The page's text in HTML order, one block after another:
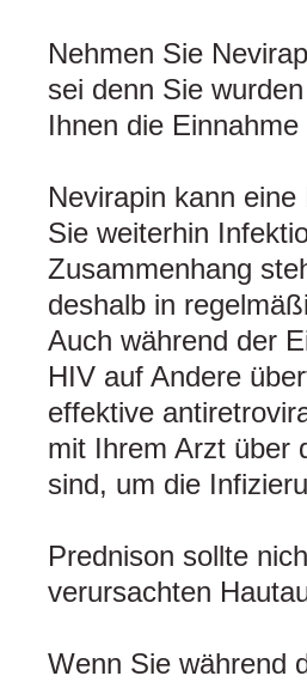
Nehmen Sie
sei denn Sie
Ihnen die
Nevirapin kann
Sie weiterhin
Zusammenhang
deshalb in
Auch während der
HIV auf Andere
effektive
mit Ihrem Arzt über
sind, um die
Prednison sollte
verursachten
Wenn Sie während